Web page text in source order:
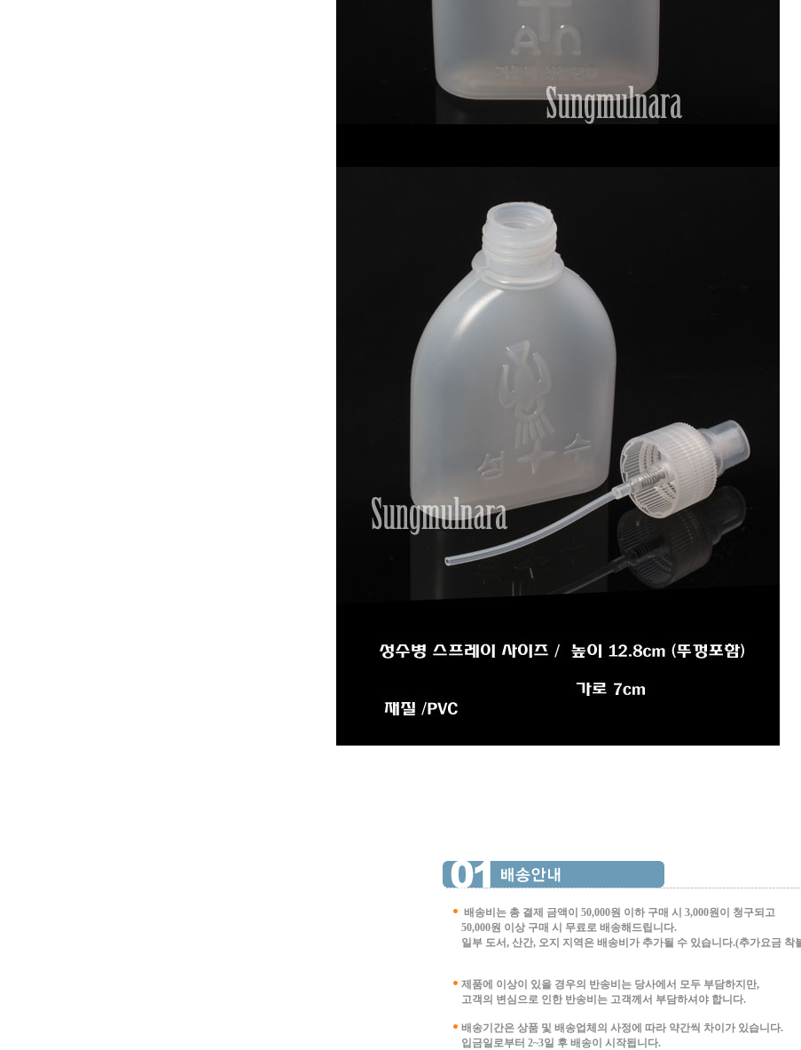
배송비는 총 결제 금액이 50,000원 이하 구매 시 3,000원이 청구되고
50,000원 이상 구매 시 무료로 배송해드립니다.
일부 도서, 산간, 오지 지역은 배송비가 추가될 수 있습니다.(추가요금 착
제품에 이상이 있을 경우의 반송비는 당사에서 모두 부담하지만,
고객의 변심으로 인한 반송비는 고객께서 부담하셔야 합니다.
배송기간은 상품 및 배송업체의 사정에 따라 약간씩 차이가 있습니다.
입금일로부터 2~3일 후 배송이 시작됩니다.